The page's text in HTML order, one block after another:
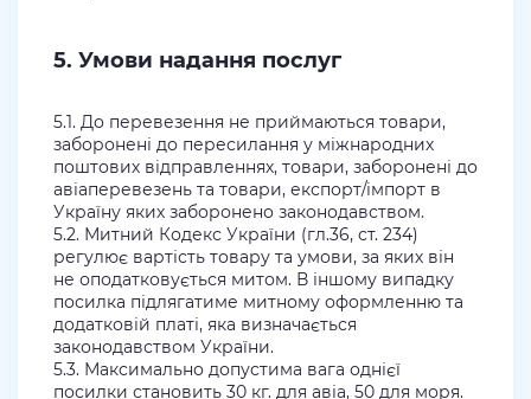
5. Умови надання послуг
5.1. До перевезення не приймаються товари,
заборонені до пересилання у міжнародних
поштових відправленнях, товари, заборонені до
авіаперевезень та товари, експорт/імпорт в
Україну яких заборонено законодавством.
5.2. Митний Кодекс України (гл.36, ст. 234)
регулює вартість товару та умови, за яких він
не оподатковується митом. В іншому випадку
посилка підлягатиме митному оформленню та
додатковій платі, яка визначається
законодавством України.
5.3. Максимально допустима вага однієї
посилки становить 30 кг. для авіа, 50 для моря.